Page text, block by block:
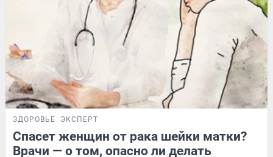
ЗДОРОВЬЕ ЭКСПЕРТ
Спасет женщин от рака шейки матки?
Врачи — о том, опасно ли делать